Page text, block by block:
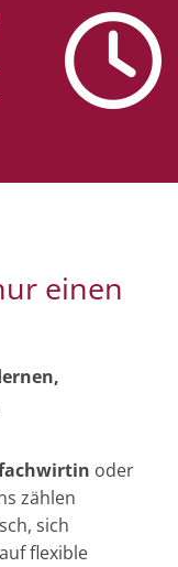

einen
oder
zählen
sich
flexible